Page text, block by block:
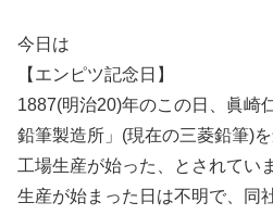
今日は
【エンピツ記念日】
1887(明治20)年のこの日、眞崎
鉛筆製造所」(現在の三菱鉛筆)
工場生産が始った、とされてい
生産が始まった日は不明で、同